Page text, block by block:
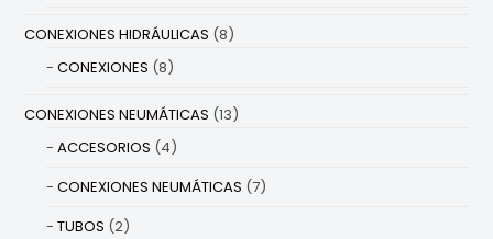
CONEXIONES HIDRÁULICAS (8)
CONEXIONES (8)
CONEXIONES NEUMÁTICAS (13)
ACCESORIOS (4)
CONEXIONES NEUMÁTICAS (7)
TUBOS (2)